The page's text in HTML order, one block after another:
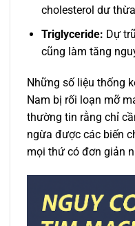
cholesterol dư
Triglyceride: Dự
cũng làm tăng
Những số liệu thống
Nam bị rối loạn mỡ
thường tin rằng chỉ
ngừa được các biến
mọi thứ có đơn giản